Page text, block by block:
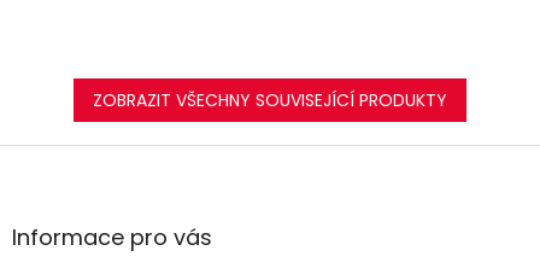
ZOBRAZIT VŠECHNY SOUVISEJÍCÍ PRODUKTY
Z
aInformace pro vás